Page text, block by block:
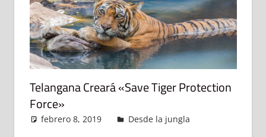
Telangana Creará «Save Tiger Protection
Force»
febrero 8, 2019 admin
Desde la jungla